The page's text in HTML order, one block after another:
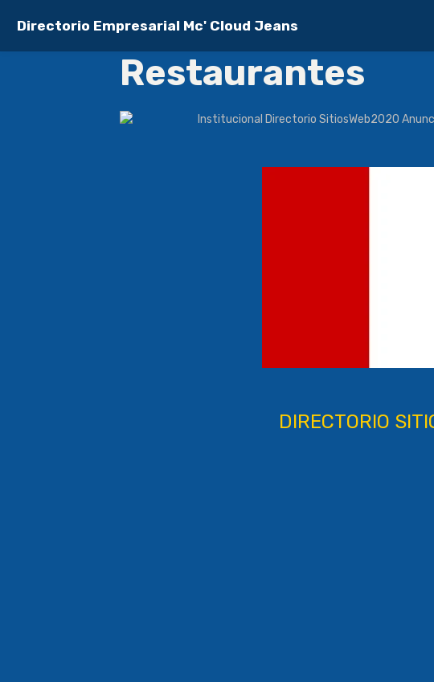
Directorio Empresarial Mc' Cloud Jeans
Restaurantes
DIRECTORIO